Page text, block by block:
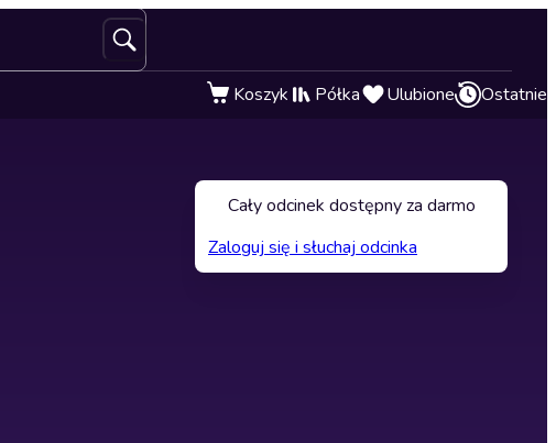
Koszyk Półka Ulubione Ostatnie
Cały odcinek dostępny za darmo
Zaloguj się i słuchaj odcinka